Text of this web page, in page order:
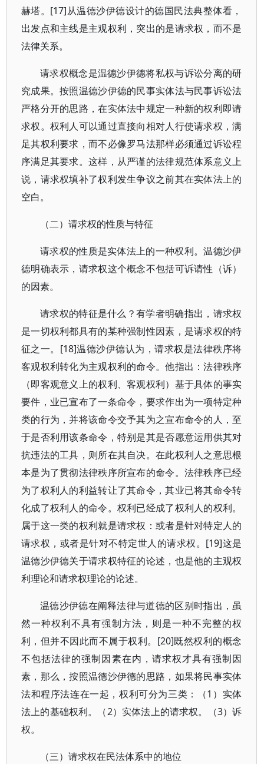
赫塔。[17]从温德沙伊德设计的德国民法典整体看，
出发点和主线是主观权利，突出的是请求权，而不是
法律关系。
请求权概念是温德沙伊德将私权与诉讼分离的研
究成果。按照温德沙伊德的民事实体法与民事诉讼法
严格分开的思路，在实体法中规定一种新的权利即请
求权。权利人可以通过直接向相对人行使请求权，满
足其权利要求，而不必像罗马法那样必须通过诉讼程
序满足其要求。这样，从严谨的法律规范体系意义上
说，请求权填补了权利发生争议之前其在实体法上的
空白。
（二）请求权的性质与特征
请求权的性质是实体法上的一种权利。温德沙伊
德明确表示，请求权这个概念不包括可诉请性（诉）
的因素。
请求权的特征是什么？有学者明确指出，请求权
是一切权利都具有的某种强制性因素，是请求权的特
征之一。[18]温德沙伊德认为，请求权是法律秩序将
客观权利转化为主观权利的命令。他指出：法律秩序
（即客观意义上的权利、客观权利）基于具体的事实
要件，业已宣布了一条命令，要求作出为一项特定种
类的行为，并将该命令交予其为之宣布命令的人，至
于是否利用该条命令，特别是其是否愿意运用供其对
抗违法的工具，则所在其自决。在此权利人之意思根
本是为了贯彻法律秩序所宣布的命令。法律秩序已经
为了权利人的利益转让了其命令，其业已将其命令转
化成了权利人的命令。权利已经成了权利人的权利。
属于这一类的权利就是请求权：或者是针对特定人的
请求权，或者是针对不特定世人的请求权。[19]这是
温德沙伊德关于请求权特征的论述，也是他的主观权
利理论和请求权理论的论述。
温德沙伊德在阐释法律与道德的区别时指出，虽
然一种权利不具有强制方法，则是一种不完整的权
利，但并不因此而不属于权利。[20]既然权利的概念
不包括法律的强制因素在内，请求权才具有强制因
素，那么，按照温德沙伊德的思路，如果将民事实体
法和程序法连在一起，权利可分为三类：（1）实体
法上的基础权利。（2）实体法上的请求权。（3）诉
权。
（三）请求权在民法体系中的地位